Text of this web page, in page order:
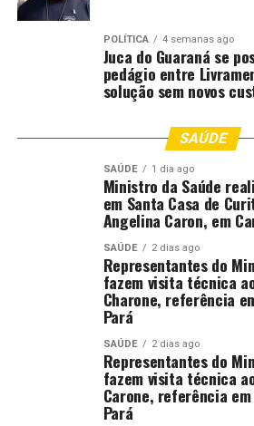
(Foto: Ascom Prefeitura/Victor
Para o presidente da Associação de
Colina Verde, Roberto Pereira, o
reconhecimento e esperança. “É
cumprido, saber que o prefeito não
turma que recebeu os primeiros
POLÍTICA 4 semanas ago
Juca do Guaraná se
pedágio entre
solução sem novos
SAÚDE
SAÚDE 1 dia ago
Ministro da Saúde
em Santa Casa de
Angelina Caron, em
SAÚDE 2 dias ago
Representantes do
fazem visita técnica
Charone, referência
Pará
SAÚDE 2 dias ago
Representantes do
fazem visita técnica
Carone, referência
Pará